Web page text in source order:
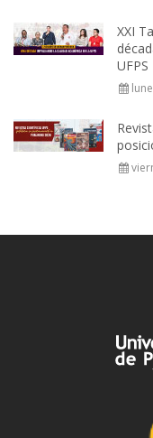
XXI
UFPS